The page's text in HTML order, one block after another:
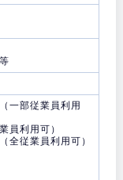
一部従業員利用
員利用可）
全従業員利用可）